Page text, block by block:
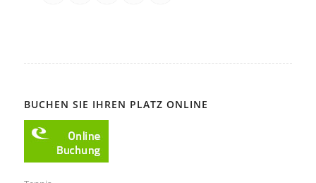
BUCHEN SIE IHREN PLATZ ONLINE